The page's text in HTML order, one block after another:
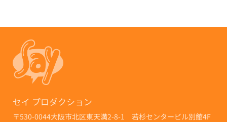
セイ プロダクション
〒530-0044大阪市北区東天満2-8-1 若杉センタービル別館4F